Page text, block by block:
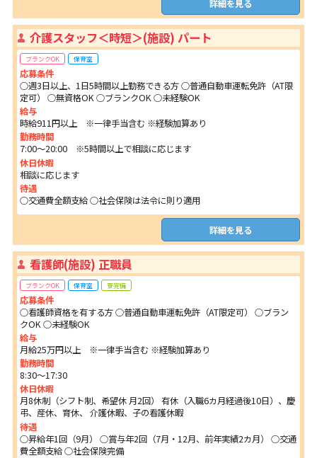
詳細を見る
介護スタッフ＜時短＞(施設) パート
ブランクOK 保育室
応募条件
○週3日以上、1日5時間以上勤務できる方 ○普通自動車運転免許（AT限
定可） ○無資格OK ○ブランクOK ○未経験OK
給与
時給911円以上 ※一律手当含む ※経験加算あり
勤務時間
7:00～20:00 ※5時間以上で相談に応じます
休日休暇
相談に応じます
待遇
○交通費全額支給 ○社会保険は法令に則り適用
詳細を見る
看護師(施設) 正職員
ブランクOK 保育室 寮完備
応募条件
○看護師資格を有する方 ○普通自動車運転免許（AT限定可） ○ブラン
クOK ○未経験OK
給与
月給25万円以上 ※一律手当含む ※経験加算あり
勤務時間
8:30～17:30
休日休暇
月8休制（シフト制、希望休 月2回） 有休（入職6カ月経過後10日）、慶
弔、産休、育休、 介護休暇、子の看護休暇
待遇
○昇給年1回（9月） ○賞与年2回（7月・12月、前年実績2カ月） ○交通
費全額支給 ○社会保険完備